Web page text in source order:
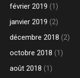
février 2019 (1)
janvier 2019 (2)
décembre 2018 (2)
octobre 2018 (1)
août 2018 (1)